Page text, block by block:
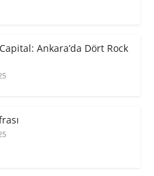
Ankara’da Dört Rock